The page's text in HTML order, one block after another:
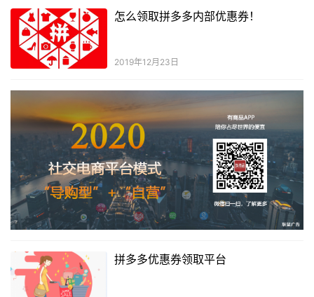
怎么领取拼多多内部优惠券！
2019年12月23日
拼多多优惠券领取平台